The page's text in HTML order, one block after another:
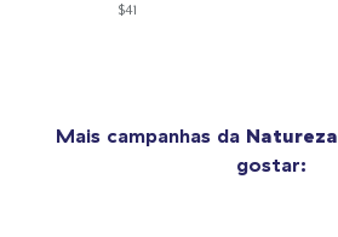
$41
Mais campanhas da Natureza
gostar: